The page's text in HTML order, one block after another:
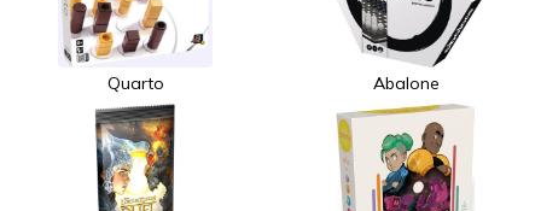
Quarto Abalone